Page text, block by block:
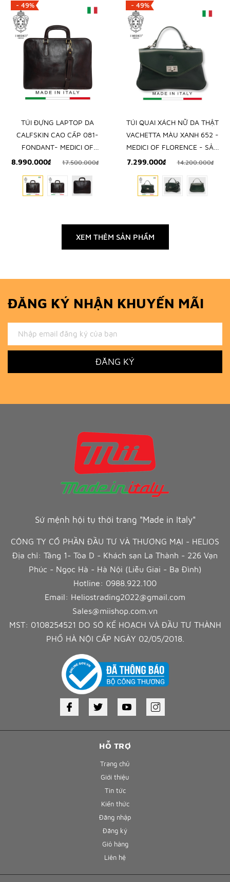
- 49%
TÚI ĐỰNG LAPTOP DA
CALFSKIN CAO CẤP 081-
FONDANT- MEDICI OF
FLORENCE - SẢN XUẤT THỦ
8.990.000₫ 17.500.000₫
- 49%
TÚI QUAI XÁCH NỮ DA THẬT
VACHETTA MÀU XANH 652 -
MEDICI OF FLORENCE - SẢN
XUẤT THỦ CÔNG TẠI ITALIA
7.299.000₫ 14.200.000₫
XEM THÊM SẢN PHẨM
ĐĂNG KÝ NHẬN KHUYẾN MÃI
ĐĂNG KÝ
HỖ TRỢ
Trang chủ
Giới thiệu
Tin tức
Kiến thức
Đăng nhập
Đăng ký
Giỏ hàng
Liên hệ
Sứ mệnh hội tụ thời trang "Made in Italy"
CÔNG TY CỔ PHẦN ĐẦU TƯ VÀ THƯƠNG MẠI - HELIOS
Địa chỉ: Tầng 1- Tòa D - Khách sạn La Thành - 226 Vạn
Phúc - Ngọc Hà - Hà Nội (Liễu Giai - Ba Đình)
Hotline: 0988.922.100
Email: Heliostrading2022@gmail.com
Sales@miishop.com.vn
MST: 0108254521 DO SỞ KẾ HOẠCH VÀ ĐẦU TƯ THÀNH
PHỐ HÀ NỘI CẤP NGÀY 02/05/2018.